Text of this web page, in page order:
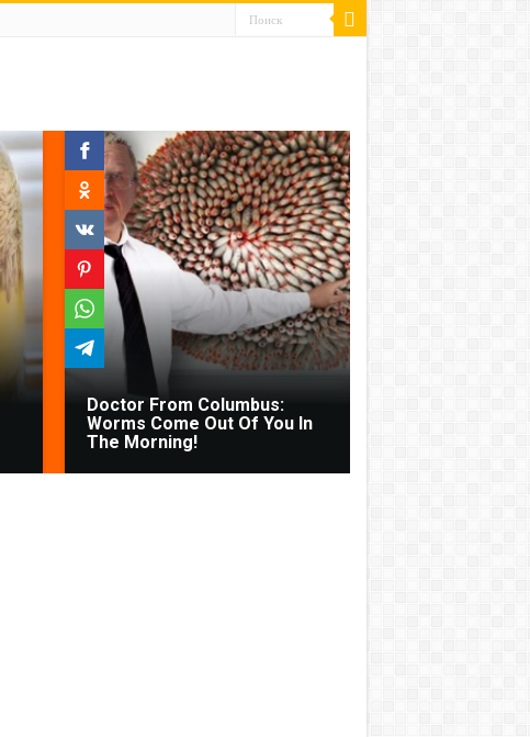
Doctor From Columbus:
Worms Come Out Of You In
The Morning!